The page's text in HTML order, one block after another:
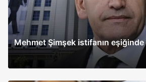
Mehmet Şimşek istifanın eşiğinde